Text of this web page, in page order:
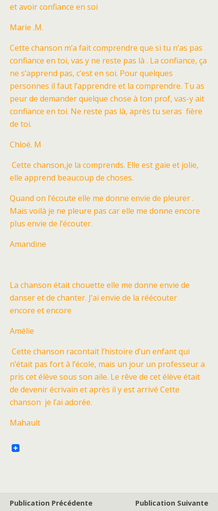
et avoir confiance en soi
Marie .M.
Cette chanson m’a fait comprendre que si tu n’as pas
confiance en toi, vas y ne reste pas là . La confiance, ça
ne s’apprend pas, c’est en soi. Pour quelques
personnes il faut l’apprendre et la comprendre. Tu as
peur de demander quelque chose à ton prof, vas-y ait
confiance en toi. Ne reste pas là, après tu seras fière
de toi.
Chloé. M
Cette chanson,je la comprends. Elle est gaie et jolie,
elle apprend beaucoup de choses.
Quand on l’écoute elle me donne envie de pleurer .
Mais voilà je ne pleure pas car elle me donne encore
plus envie de l’écouter.
Amandine
La chanson était chouette elle me donne envie de
danser et de chanter. J’ai envie de la réécouter
encore et encore
Amélie
Cette chanson racontait l’histoire d’un enfant qui
n’était pas fort à l’école, mais un jour un professeur a
pris cet élève sous son aile. Le rêve de cet élève était
de devenir écrivain et après il y est arrivé Cette
chanson je l’ai adorée.
Mahault
Publication Précédente
Publication Suivante